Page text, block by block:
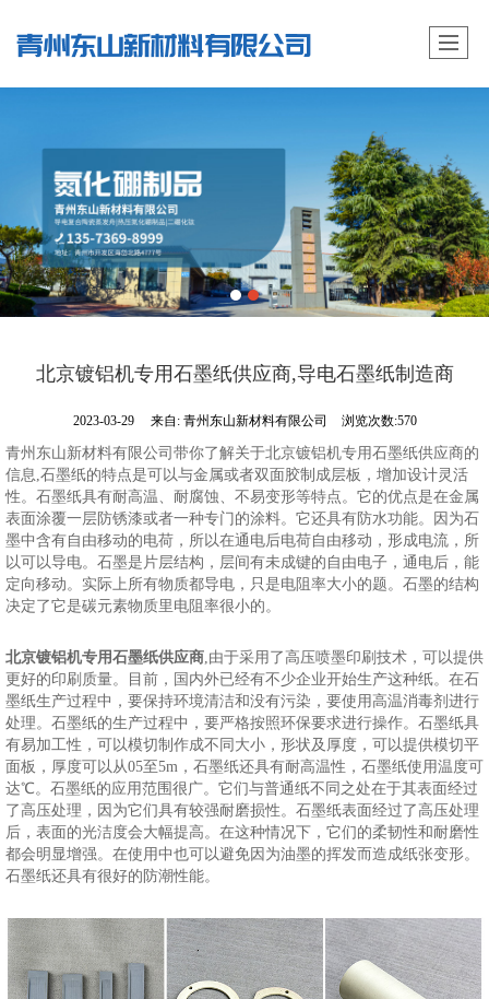
北京镀铝机专用石墨纸供应商,导电石墨纸制造商
2023-03-29 来自: 青州东山新材料有限公司 浏览次数:570
青州东山新材料有限公司带你了解关于北京镀铝机专用石墨纸供应商的
信息,石墨纸的特点是可以与金属或者双面胶制成层板，增加设计灵活
性。石墨纸具有耐高温、耐腐蚀、不易变形等特点。它的优点是在金属
表面涂覆一层防锈漆或者一种专门的涂料。它还具有防水功能。因为石
墨中含有自由移动的电荷，所以在通电后电荷自由移动，形成电流，所
以可以导电。石墨是片层结构，层间有未成键的自由电子，通电后，能
定向移动。实际上所有物质都导电，只是电阻率大小的题。石墨的结构
决定了它是碳元素物质里电阻率很小的。
北京镀铝机专用石墨纸供应商,由于采用了高压喷墨印刷技术，可以提供
更好的印刷质量。目前，国内外已经有不少企业开始生产这种纸。在石
墨纸生产过程中，要保持环境清洁和没有污染，要使用高温消毒剂进行
处理。石墨纸的生产过程中，要严格按照环保要求进行操作。石墨纸具
有易加工性，可以模切制作成不同大小，形状及厚度，可以提供模切平
面板，厚度可以从05至5m，石墨纸还具有耐高温性，石墨纸使用温度可
达℃。石墨纸的应用范围很广。它们与普通纸不同之处在于其表面经过
了高压处理，因为它们具有较强耐磨损性。石墨纸表面经过了高压处理
后，表面的光洁度会大幅提高。在这种情况下，它们的柔韧性和耐磨性
都会明显增强。在使用中也可以避免因为油墨的挥发而造成纸张变形。
石墨纸还具有很好的防潮性能。